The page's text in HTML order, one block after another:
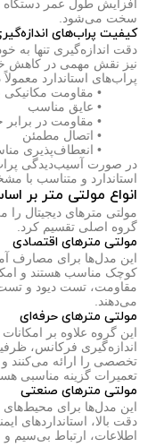
افزایش طول عمر
سخت می‌شود.
کیفیت پراب‌های
دقت اندازه‌گیری تنها به
نیز نقش مهمی در کاهش
پراب‌های استاندارد
• مقاومت مکانیکی
• عایق مناسب
• مقاومت در برابر
• اتصال مطمئن
• انعطاف‌پذیری
در صورت آسیب‌دیدگی
استاندارد و متناسب با
انواع مولتی متر بر
مولتی مترهای دیجیتال را
گروه اصلی تقسیم کرد.
مولتی مترهای اقتصادی
این مدل‌ها برای مصارف
کوچک مناسب هستند و
مقاومت، تست دیود و تست
می‌دهند.
مولتی مترهای حرفه‌ای
اندازه‌گیری فرکانس،
تخصصی را ارائه می‌کنند
تعمیرات گزینه مناسبی
مولتی مترهای صنعتی
این مدل‌ها برای
اطلاعات، ارتباط بی‌سیم